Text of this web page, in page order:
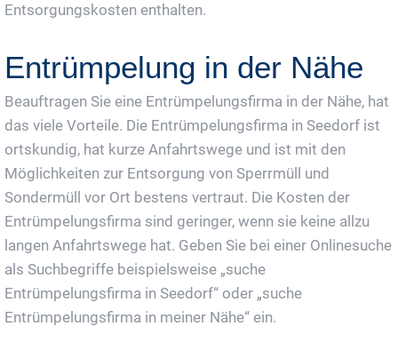
Entsorgungskosten enthalten.
Entrümpelung in der Nähe
Beauftragen Sie eine Entrümpelungsfirma in der Nähe, hat
das viele Vorteile. Die Entrümpelungsfirma in Seedorf ist
ortskundig, hat kurze Anfahrtswege und ist mit den
Möglichkeiten zur Entsorgung von Sperrmüll und
Sondermüll vor Ort bestens vertraut. Die Kosten der
Entrümpelungsfirma sind geringer, wenn sie keine allzu
langen Anfahrtswege hat. Geben Sie bei einer Onlinesuche
als Suchbegriffe beispielsweise „suche
Entrümpelungsfirma in Seedorf“ oder „suche
Entrümpelungsfirma in meiner Nähe“ ein.